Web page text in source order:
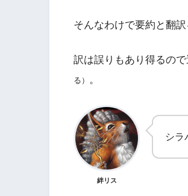
そんなわけで要約と翻訳
訳は誤りもあり得るの
る） 。
絆リス
シラ